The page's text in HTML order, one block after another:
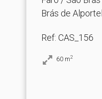
Brás de Alportel
Ref: CAS_156
60 m2